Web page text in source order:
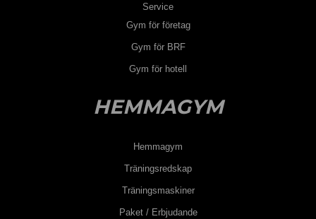
Service
Gym för företag
Gym för BRF
Gym för hotell
HEMMAGYM
Hemmagym
Träningsredskap
Träningsmaskiner
Paket / Erbjudande